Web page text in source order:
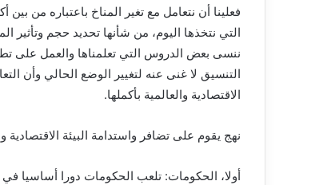
فعلينا أن نتعامل مع تغير المناخ باعتباره من
التي نتخذها اليوم، من شأنها تحديد حجم
ننسى بعض الدروس التي تعلمناها والعمل على
التنسيق لا غنى عنه لتغيير الوضع الحالي وأن
الاقتصادية والعالمية بأكملها.
نهج يقوم على تضافر واستدامة البيئة الاقتصادية
أولا، الحكومات: تلعب الحكومات دورا أساسيا في